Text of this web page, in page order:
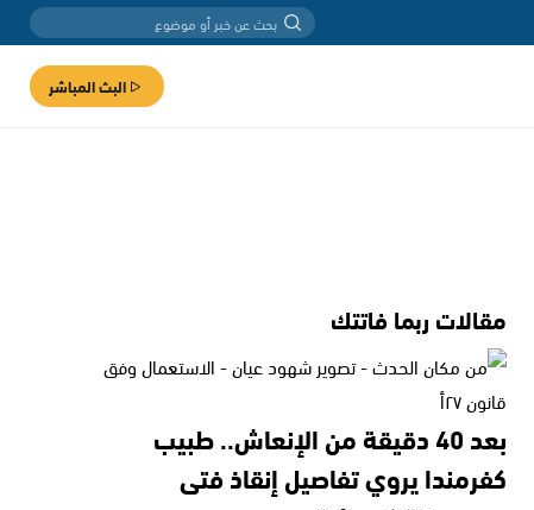
البث المباشر
مقالات ربما فاتتك
بعد 40 دقيقة من الإنعاش.. طبيب
كفرمندا يروي تفاصيل إنقاذ فتى